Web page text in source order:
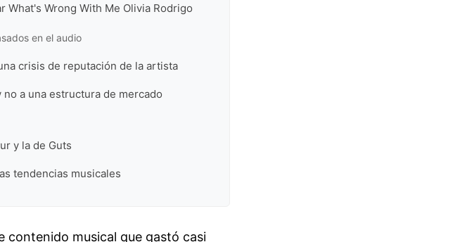
Wrong With Me Olivia Rodrigo
en el audio
crisis de reputación de la artista
a una estructura de mercado
y la de Guts
tendencias musicales
contenido musical que gastó casi